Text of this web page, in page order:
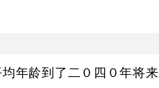
年龄到了二０四０年将来